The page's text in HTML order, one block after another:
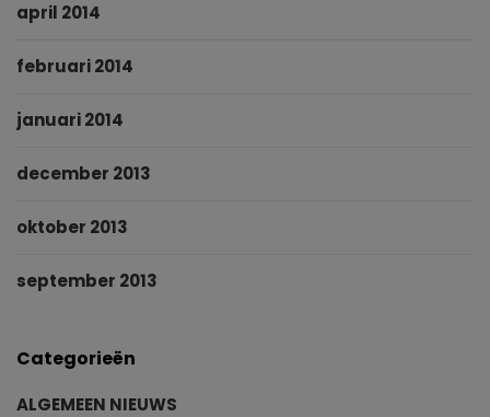
april 2014
februari 2014
januari 2014
december 2013
oktober 2013
september 2013
Categorieën
ALGEMEEN NIEUWS